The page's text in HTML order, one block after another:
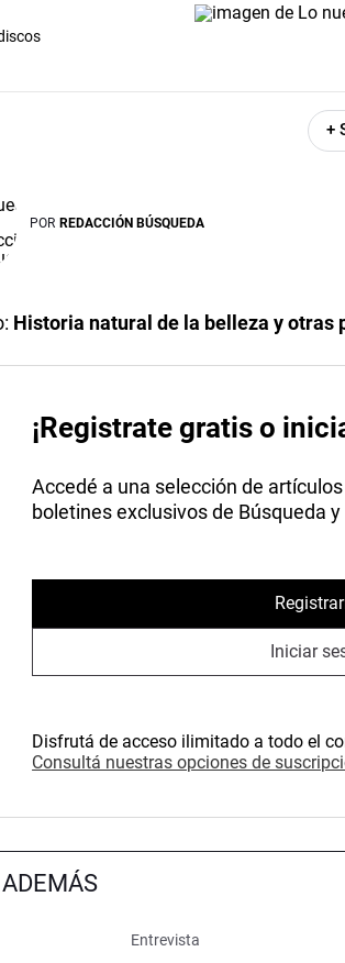
+
POR REDACCIÓN BÚSQUEDA
Historia natural de la belleza y otras
¡Registrate gratis o
Accedé a una selección de
boletines exclusivos de Búsqueda y
Iniciar
Disfrutá de acceso ilimitado a todo el
Consultá nuestras opciones de
Entrevista